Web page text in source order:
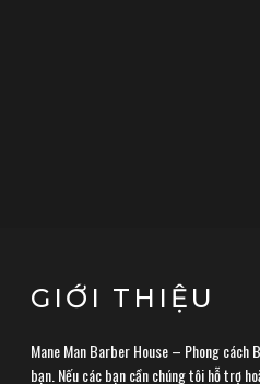
GIỚI THIỆU
Mane Man Barber House – Phong
bạn. Nếu các bạn cần chúng tôi hỗ trợ